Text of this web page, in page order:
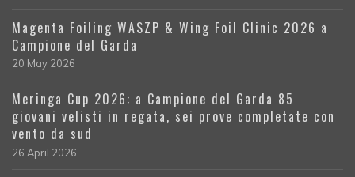
Magenta Foiling WASZP & Wing Foil Clinic 2026 a
Campione del Garda
20 May 2026
Meringa Cup 2026: a Campione del Garda 85
giovani velisti in regata, sei prove completate con
vento da sud
26 April 2026